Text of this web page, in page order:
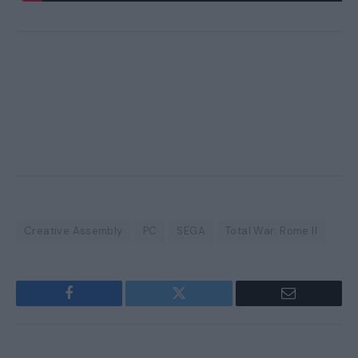
Creative Assembly PC SEGA Total War: Rome II
Facebook Twitter Email